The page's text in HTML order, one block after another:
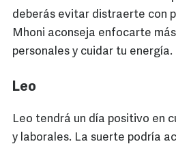
deberás evitar distraerte con
Mhoni aconseja enfocarte
personales y cuidar tu energía.
Leo
Leo tendrá un día positivo en
y laborales. La suerte podría